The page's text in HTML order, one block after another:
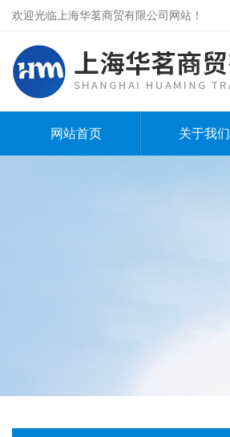
欢迎光临上海华茗商贸有限公司网站！
网站首页 关于我们